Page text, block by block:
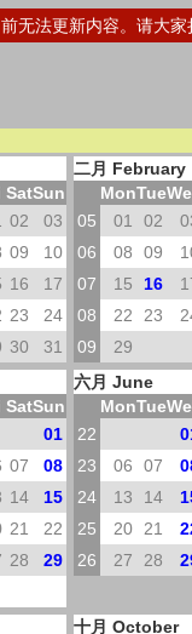
无法更新内容。请大
SatSun
02
03
09
10
16
17
23
24
30 31
二月 February
MonTue
05
01 02
06
08 09
07
15 16
08
22 23
09
29
SatSun
01
07
08
14
15
21
22
28
29
六月 June
MonTue
22
23
06 07
24
13 14
25
20 21
26
27 28
十月 October